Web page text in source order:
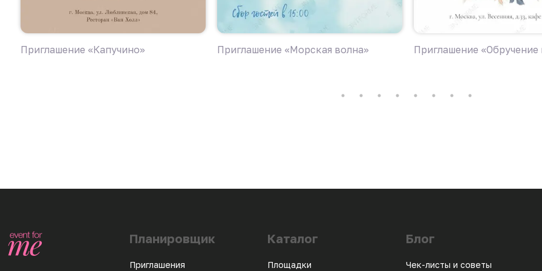
Приглашение «Капучино» Приглашение «Морская волна» Приглашение «Обручение
Планировщик
Приглашения
Каталог
Площадки
Блог
Чек-листы и советы